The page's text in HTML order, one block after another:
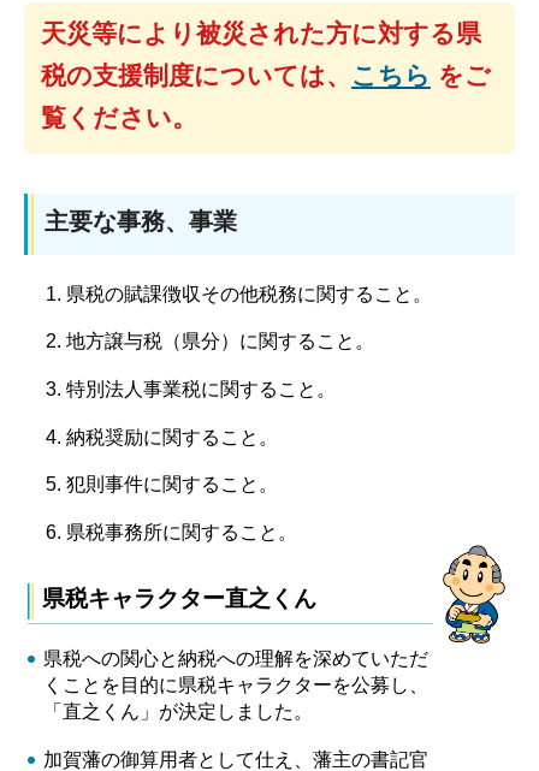
天災等により被災された方に対する県
税の支援制度については、 こちら をご
覧ください。
主要な事務、事業
県税の賦課徴収その他税務に関すること。
地方譲与税（県分）に関すること。
特別法人事業税に関すること。
納税奨励に関すること。
犯則事件に関すること。
県税事務所に関すること。
県税キャラクター直之くん
県税への関心と納税への理解を深めていただ
くことを目的に県税キャラクターを公募し、
「直之くん」が決定しました。
加賀藩の御算用者として仕え、藩主の書記官